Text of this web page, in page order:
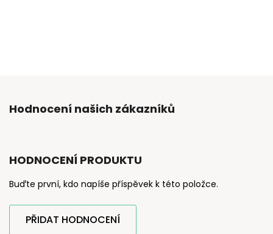
Hodnocení našich zákazníků
HODNOCENÍ PRODUKTU
Buďte první, kdo napíše příspěvek k této položce.
PŘIDAT HODNOCENÍ